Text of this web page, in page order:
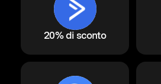
20% di sconto